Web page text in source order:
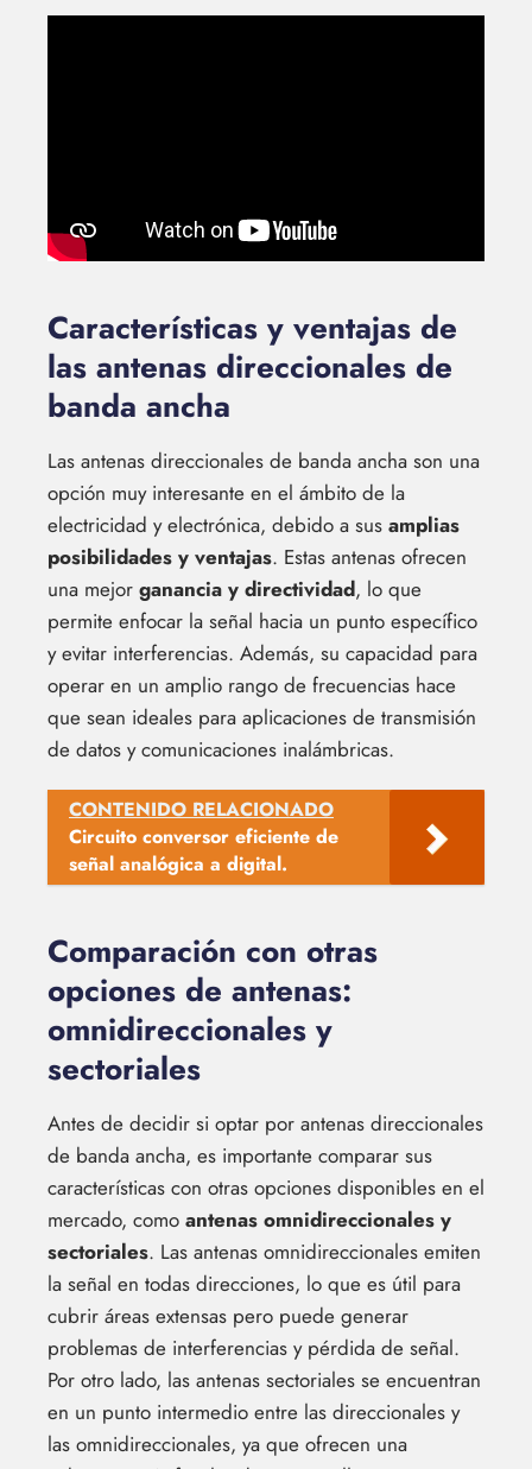
Características y ventajas de
las antenas direccionales de
banda ancha
Las antenas direccionales de banda ancha son una
opción muy interesante en el ámbito de la
electricidad y electrónica, debido a sus amplias
posibilidades y ventajas. Estas antenas ofrecen
una mejor ganancia y directividad, lo que
permite enfocar la señal hacia un punto específico
y evitar interferencias. Además, su capacidad para
operar en un amplio rango de frecuencias hace
que sean ideales para aplicaciones de transmisión
de datos y comunicaciones inalámbricas.
CONTENIDO RELACIONADO
Circuito conversor eficiente de
señal analógica a digital.
Comparación con otras
opciones de antenas:
omnidireccionales y
sectoriales
Antes de decidir si optar por antenas direccionales
de banda ancha, es importante comparar sus
características con otras opciones disponibles en el
mercado, como antenas omnidireccionales y
sectoriales. Las antenas omnidireccionales emiten
la señal en todas direcciones, lo que es útil para
cubrir áreas extensas pero puede generar
problemas de interferencias y pérdida de señal.
Por otro lado, las antenas sectoriales se encuentran
en un punto intermedio entre las direccionales y
las omnidireccionales, ya que ofrecen una